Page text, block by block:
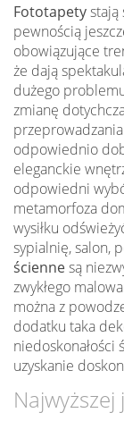
Fototapetystają
pewnością
obowiązujące
że dają
dużego
zmianę
odpowiednio
eleganckie
odpowiedni
metamorfoza
wysiłku
sypialnię, salon,
ściennesą
zwykłego
można z
dodatku taka
niedoskonałości
uzyskanie